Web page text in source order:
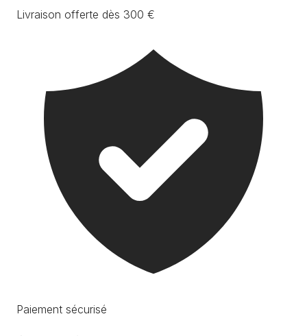
Livraison offerte dès 300 €
Paiement sécurisé